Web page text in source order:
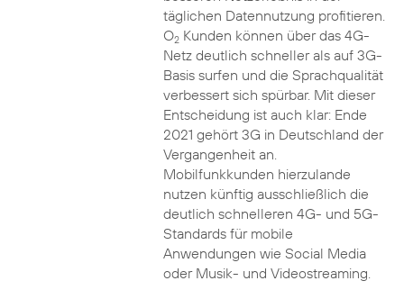
täglichen Datennutzung profitieren.
O2Kunden können über das 4G-
Netz deutlich schneller als auf 3G-
Basis surfen und die Sprachqualität
verbessert sich spürbar. Mit dieser
Entscheidung ist auch klar: Ende
2021 gehört 3G in Deutschland der
Vergangenheit an.
Mobilfunkkunden hierzulande
nutzen künftig ausschließlich die
deutlich schnelleren 4G- und 5G-
Standards für mobile
Anwendungen wie Social Media
oder Musik- und Videostreaming.